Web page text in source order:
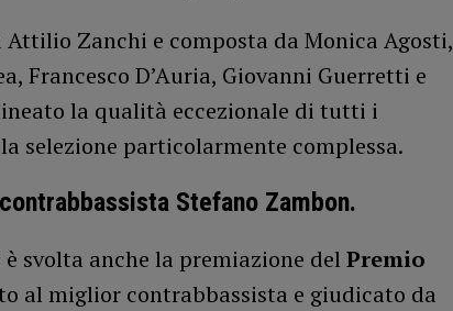
Zanchi e composta da Monica Agosti,
Francesco D’Auria, Giovanni Guerretti e
la qualità eccezionale di tutti i
selezione particolarmente complessa.
Stefano Zambon.
svolta anche la premiazione del Premio
al miglior contrabbassista e giudicato da